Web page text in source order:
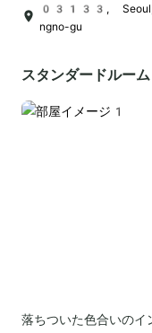
03133,
ngno-gu
スタンダードルーム
落ちついた色合いのイ